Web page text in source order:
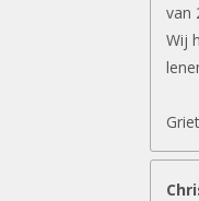
van
Wij